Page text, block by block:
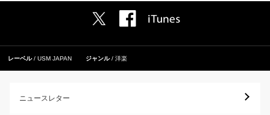
レーベル USM JAPAN ジャンル 洋楽
ニュースレター